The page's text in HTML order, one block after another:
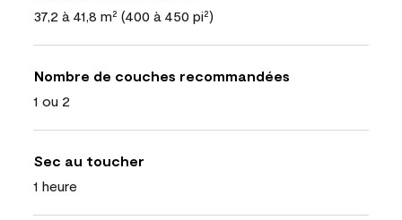
37,2 à 41,8 m² (400 à 450 pi²)
Nombre de couches recommandées
1 ou 2
Sec au toucher
1 heure